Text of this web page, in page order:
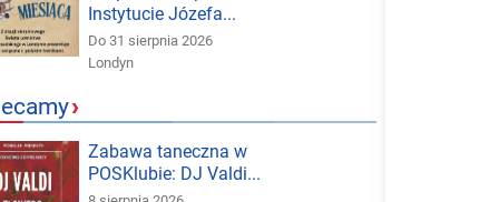
Instytucie Józefa...
Do 31 sierpnia 2026
Londyn
›
Zabawa taneczna w
POSKlubie: DJ Valdi...